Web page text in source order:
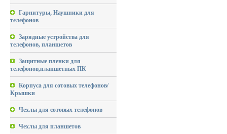
Гарнитуры, Наушники для
телефонов
Зарядные устройства для
телефонов, планшетов
Защитные пленки для
телефонов,планшетных ПК
Корпуса для сотовых телефонов/
Крышки
Чехлы для сотовых телефонов
Чехлы для планшетов